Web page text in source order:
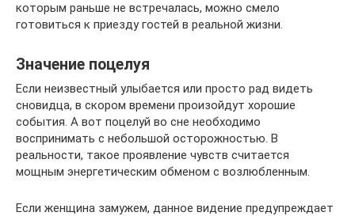
которым раньше не встречалась, можно смело
готовиться к приезду гостей в реальной жизни.
Значение поцелуя
Если неизвестный улыбается или просто рад видеть
сновидца, в скором времени произойдут хорошие
события. А вот поцелуй во сне необходимо
воспринимать с небольшой осторожностью. В
реальности, такое проявление чувств считается
мощным энергетическим обменом с возлюбленным.
Если женщина замужем, данное видение предупреждает